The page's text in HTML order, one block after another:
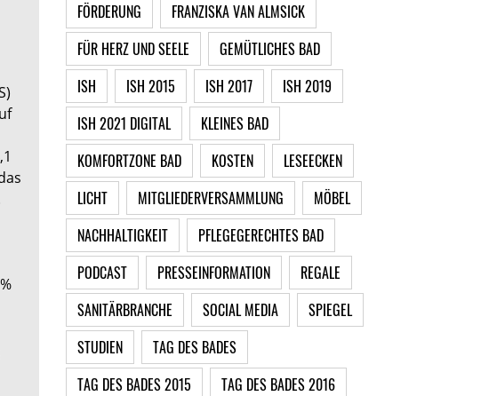
FÖRDERUNG
FRANZISKA VAN ALMSICK
FÜR HERZ UND SEELE
GEMÜTLICHES BAD
ISH
ISH 2015 ISH 2017
ISH 2019
ISH 2021 DIGITAL
KLEINES BAD
KOMFORTZONE BAD
KOSTEN
LESEECKEN
LICHT
MITGLIEDERVERSAMMLUNG
MÖBEL
NACHHALTIGKEIT
PFLEGEGERECHTES BAD
PODCAST
PRESSEINFORMATION
REGALE
SANITÄRBRANCHE
SOCIAL MEDIA
SPIEGEL
STUDIEN
TAG DES BADES
TAG DES BADES 2015
TAG DES BADES 2016